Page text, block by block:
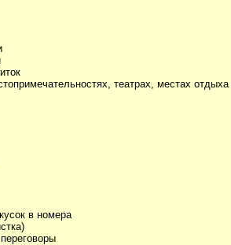
театрах, местах отдыха
в номера